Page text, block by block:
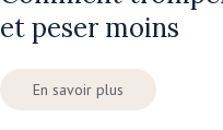
et peser moins
En savoir plus